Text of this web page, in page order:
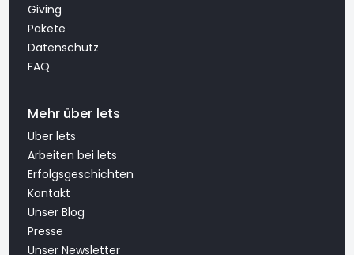
Giving
Pakete
Datenschutz
FAQ
Mehr über lets
Über lets
Arbeiten bei lets
Erfolgsgeschichten
Kontakt
Unser Blog
Presse
Unser Newsletter